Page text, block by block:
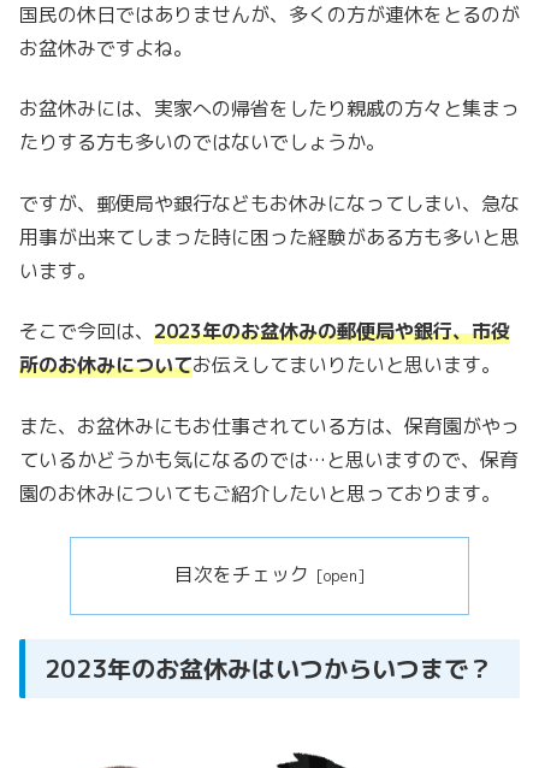
国民の休日ではありませんが、多くの方が連休をとるのが
お盆休みですよね。
お盆休みには、実家への帰省をしたり親戚の方々と集まっ
たりする方も多いのではないでしょうか。
ですが、郵便局や銀行などもお休みになってしまい、急な
用事が出来てしまった時に困った経験がある方も多いと思
います。
そこで今回は、 2023年のお盆休みの郵便局や銀行、市役
所のお休みについてお伝えしてまいりたいと思います。
また、お盆休みにもお仕事されている方は、保育園がやっ
ているかどうかも気になるのでは…と思いますので、保育
園のお休みについてもご紹介したいと思っております。
目次をチェック
2023年のお盆休みはいつからいつまで？